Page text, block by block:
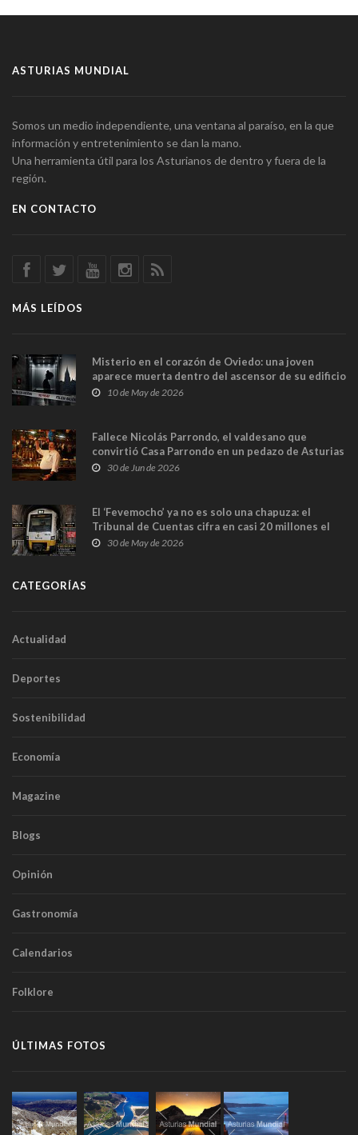
ASTURIAS MUNDIAL
Somos un medio independiente, una ventana al paraíso, en la que
información y entretenimiento se dan la mano.
Una herramienta útil para los Asturianos de dentro y fuera de la
región.
EN CONTACTO
MÁS LEÍDOS
Misterio en el corazón de Oviedo: una joven
aparece muerta dentro del ascensor de su edificio
y las cámaras captan sus últimos minutos
10 de May de 2026
Fallece Nicolás Parrondo, el valdesano que
convirtió Casa Parrondo en un pedazo de Asturias
en Madrid
30 de Jun de 2026
El ‘Fevemocho’ ya no es solo una chapuza: el
Tribunal de Cuentas cifra en casi 20 millones el
sobrecoste de los trenes que no cabían por los
30 de May de 2026
CATEGORÍAS
Actualidad
Deportes
Sostenibilidad
Economía
Magazine
Blogs
Opinión
Gastronomía
Calendarios
Folklore
ÚLTIMAS FOTOS